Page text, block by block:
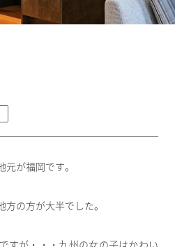
が福岡です。
の方が大半でした。